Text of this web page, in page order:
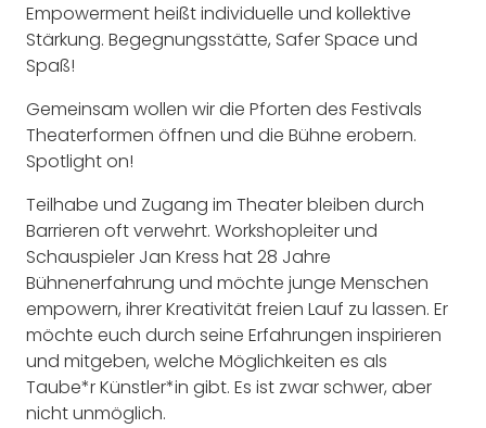
Empowerment heißt individuelle und kollektive
Stärkung. Begegnungsstätte, Safer Space und
Spaß!
Gemeinsam wollen wir die Pforten des Festivals
Theaterformen öffnen und die Bühne erobern.
Spotlight on!
Teilhabe und Zugang im Theater bleiben durch
Barrieren oft verwehrt. Workshopleiter und
Schauspieler Jan Kress hat 28 Jahre
Bühnenerfahrung und möchte junge Menschen
empowern, ihrer Kreativität freien Lauf zu lassen. Er
möchte euch durch seine Erfahrungen inspirieren
und mitgeben, welche Möglichkeiten es als
Taube*r Künstler*in gibt. Es ist zwar schwer, aber
nicht unmöglich.